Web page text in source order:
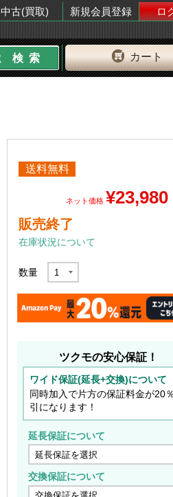
中古(買取) 新規会員登録
ロ
カート
送料無料
ネット価格 ¥23,980
販売終了
在庫状況について
数量
ツクモの安心保証！
ワイド保証(延長+交換)について
同時加入で片方の保証料金が20
引になります！
延長保証について
交換保証について